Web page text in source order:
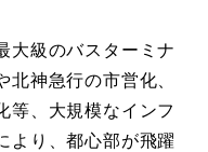
大級のバスターミナ
北神急行の市営化、
等、大規模なインフ
より、都心部が飛躍